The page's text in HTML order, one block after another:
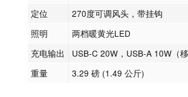
定位
270度可调风头，带挂钩
照明
两档暖黄光LED
充电输出
USB-C 20W，USB-A 10W（
重量
3.29 磅 (1.49 公斤)